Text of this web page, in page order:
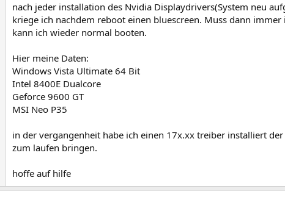
nach jeder installation des Nvidia Displaydrivers(System neu
kriege ich nachdem reboot einen bluescreen. Muss dann
kann ich wieder normal booten.
Hier meine Daten:
Windows Vista Ultimate 64 Bit
Intel 8400E Dualcore
Geforce 9600 GT
MSI Neo P35
in der vergangenheit habe ich einen 17x.xx treiber installiert
zum laufen bringen.
hoffe auf hilfe